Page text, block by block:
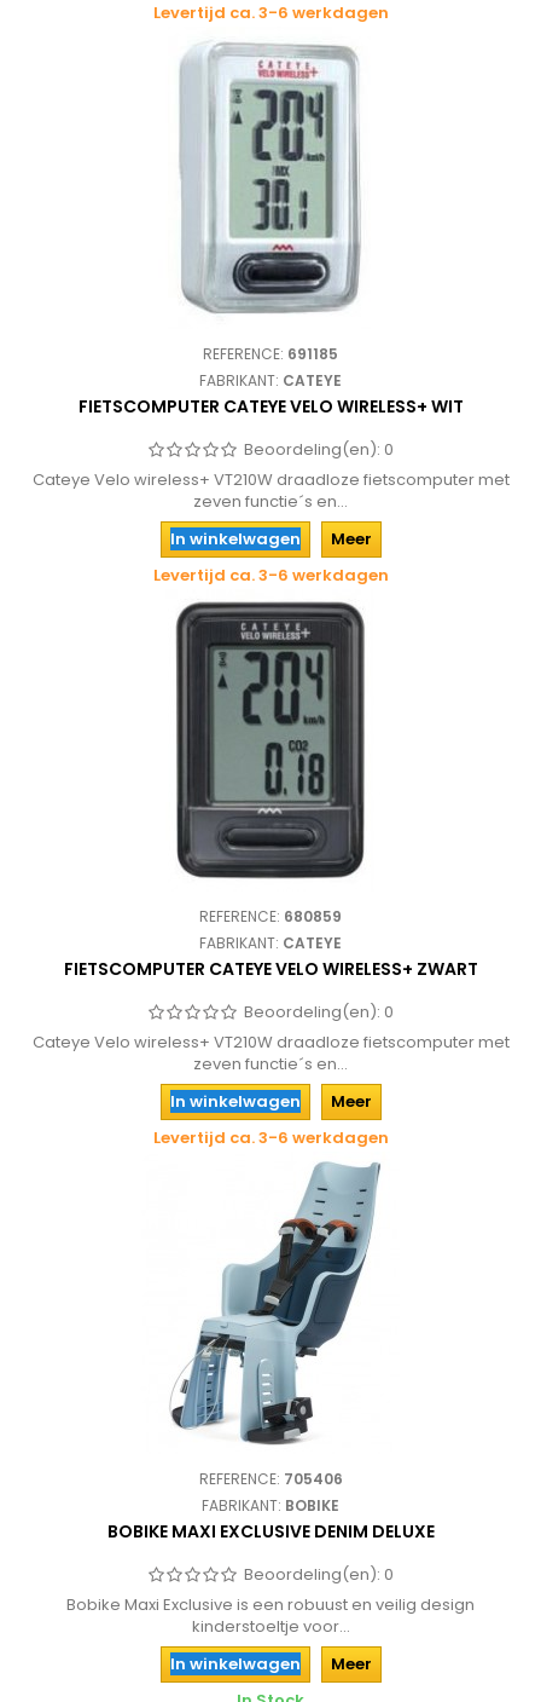
Levertijd ca. 3-6 werkdagen
REFERENCE: 691185
FABRIKANT: CATEYE
FIETSCOMPUTER CATEYE VELO WIRELESS+ WIT
Beoordeling(en): 0
Cateye Velo wireless+ VT210W draadloze fietscomputer met
zeven functie´s en...
In winkelwagen
Meer
Levertijd ca. 3-6 werkdagen
REFERENCE: 680859
FABRIKANT: CATEYE
FIETSCOMPUTER CATEYE VELO WIRELESS+ ZWART
Beoordeling(en): 0
Cateye Velo wireless+ VT210W draadloze fietscomputer met
zeven functie´s en...
In winkelwagen
Meer
Levertijd ca. 3-6 werkdagen
REFERENCE: 705406
FABRIKANT: BOBIKE
BOBIKE MAXI EXCLUSIVE DENIM DELUXE
Beoordeling(en): 0
Bobike Maxi Exclusive is een robuust en veilig design
kinderstoeltje voor...
In winkelwagen
Meer